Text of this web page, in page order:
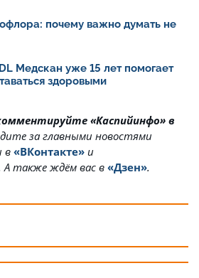
почему важно думать не
Медскан уже 15 лет помогает
здоровыми
«Каспийинфо» в
за главными новостями
в «ВКонтакте» и
А также ждём вас в «Дзен».